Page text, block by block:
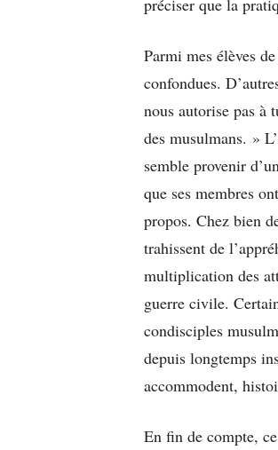
Parmi mes élèves
confondues.
nous autorise pas à
des musulmans. »
semble provenir
que ses membres
propos. Chez bien
trahissent de
multiplication des
guerre civile.
condisciples
depuis longtemps
accommodent,
En fin de compte,